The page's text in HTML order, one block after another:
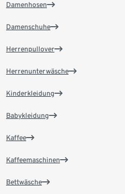
Damenhosen
Damenschuhe
Herrenpullover
Herrenunterwäsche
Kinderkleidung
Babykleidung
Kaffee
Kaffeemaschinen
Bettwäsche